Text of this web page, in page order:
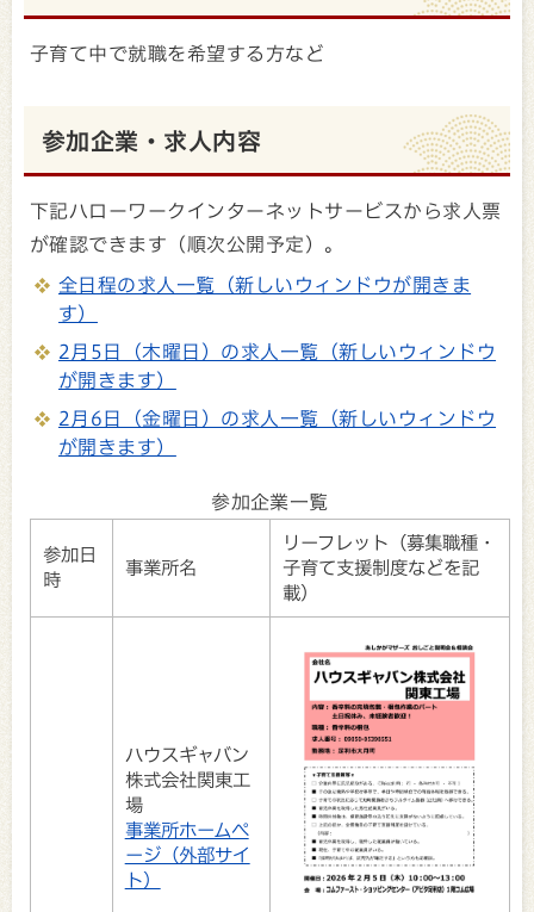
子育て中で就職を希望する方など
参加企業・求人内容
下記ハローワークインターネットサービスから求人票
が確認できます（順次公開予定）。
全日程の求人一覧（新しいウィンドウが開きま
す）
2月5日（木曜日）の求人一覧（新しいウィンドウ
が開きます）
2月6日（金曜日）の求人一覧（新しいウィンドウ
が開きます）
参加企業一覧
参加日
時
事業所名
リーフレット（募集職種・
子育て支援制度などを記
載）
ハウスギャバン
株式会社関東工
場
事業所ホームペ
ージ（外部サイ
ト）